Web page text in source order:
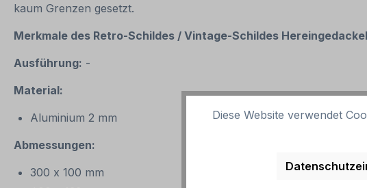
kaum Grenzen gesetzt.
Merkmale des Retro-Schildes / Vintage-Schildes
Ausführung: -
Material:
Aluminium 2 mm
Abmessungen:
300 x 100 mm
Diese Website verwendet